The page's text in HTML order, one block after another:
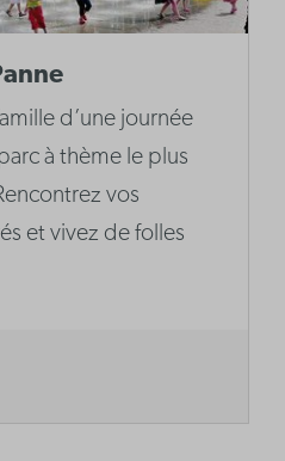
d’une journée
à thème le plus
vos
et vivez de folles